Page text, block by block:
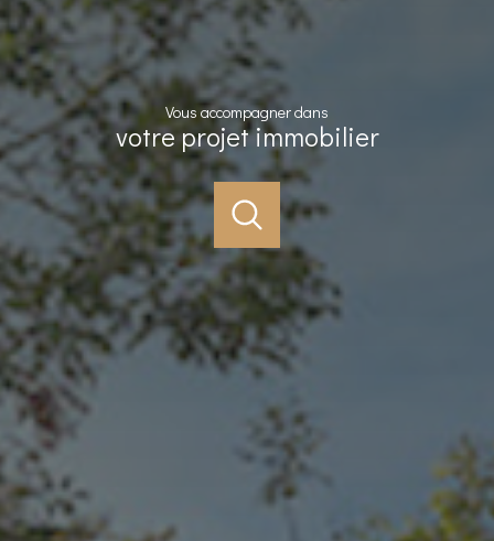
Vous accompagner dans
votre projet immobilier